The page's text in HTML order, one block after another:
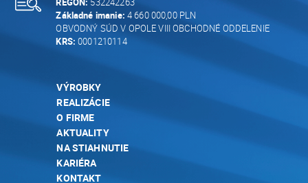
Základné imanie: 4 660 000,00 PLN
OBVODNÝ SÚD V OPOLE VIII OBCHODNÉ ODDELENIE
KRS: 0001210114
VÝROBKY
REALIZÁCIE
O FIRME
AKTUALITY
NA STIAHNUTIE
KARIÉRA
KONTAKT